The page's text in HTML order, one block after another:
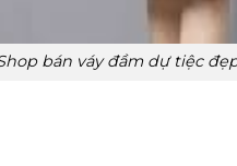
Shop bán váy đầm dự tiệc